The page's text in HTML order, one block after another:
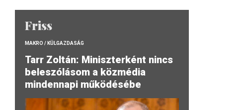
Friss
MAKRO / KÜLGAZDASÁG
Tarr Zoltán: Miniszterként nincs
beleszólásom a közmédia
mindennapi működésébe